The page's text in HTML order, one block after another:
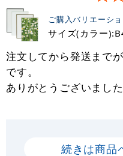
ご購入バリエーシ
サイズ(カラー
注文してから発送まで
です。
ありがとうございました
続きは商品